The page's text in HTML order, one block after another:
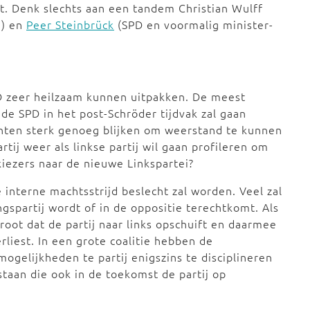
slechts aan een tandem Christian Wulff
en Peer Steinbrück (SPD en voormalig minister-
heilzaam kunnen uitpakken. De meest
SPD in het post-Schröder tijdvak zal gaan
sterk genoeg blijken om weerstand te kunnen
weer als linkse partij wil gaan profileren om
naar de nieuwe Linkspartei?
machtsstrijd beslecht zal worden. Veel zal
wordt of in de oppositie terechtkomt. Als
dat de partij naar links opschuift en daarmee
In een grote coalitie hebben de
te partij enigszins te disciplineren
die ook in de toekomst de partij op